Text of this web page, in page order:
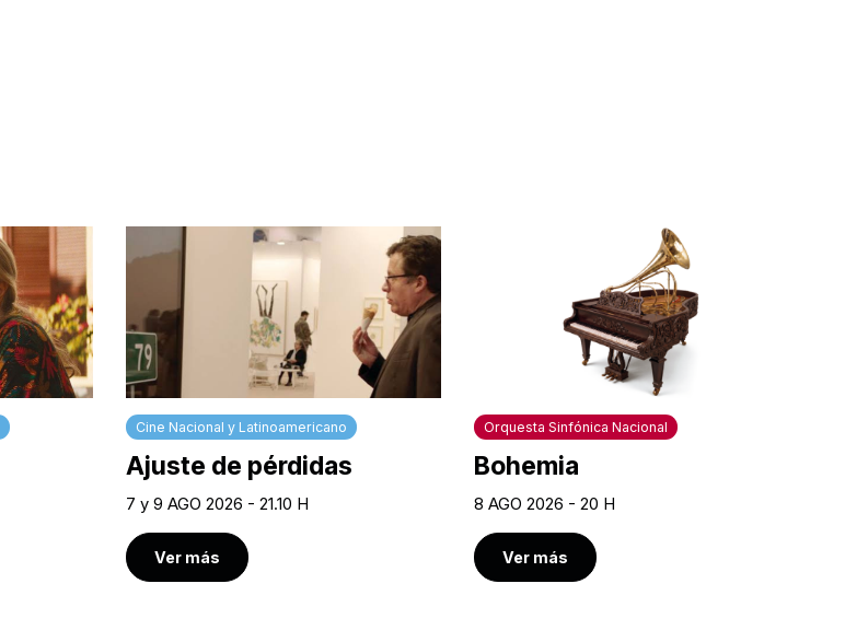
Cine Nacional y Latinoamericano
Ajuste de pérdidas
7 y 9 AGO 2026 - 21.10 H
Ver más
Orquesta Sinfónica Nacional
Bohemia
8 AGO 2026 - 20 H
Ver más